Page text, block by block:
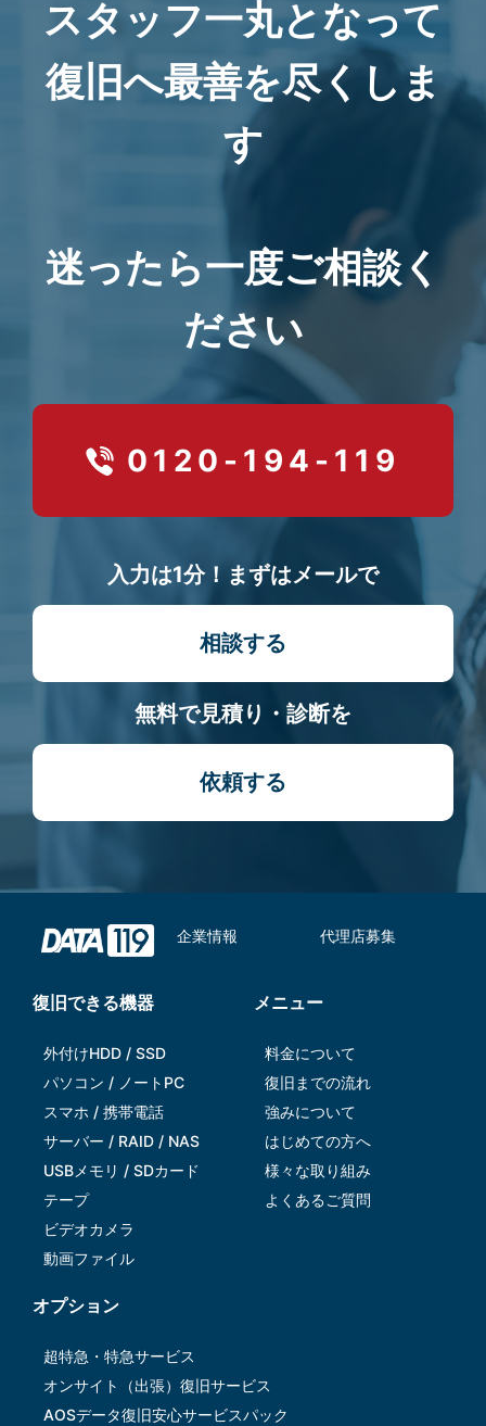
スタッフ一丸となって
復旧へ最善を尽くしま
す
迷ったら一度ご相談く
ださい
0120-194-119
入力は1分！まずはメールで
相談する
無料で見積り・診断を
依頼する
企業情報 代理店募集
復旧できる機器
外付けHDD / SSD
パソコン / ノートPC
スマホ / 携帯電話
サーバー / RAID / NAS
USBメモリ / SDカード
テープ
ビデオカメラ
動画ファイル
メニュー
料金について
復旧までの流れ
強みについて
はじめての方へ
様々な取り組み
よくあるご質問
オプション
超特急・特急サービス
オンサイト（出張）復旧サービス
AOSデータ復旧安⼼サービスパック